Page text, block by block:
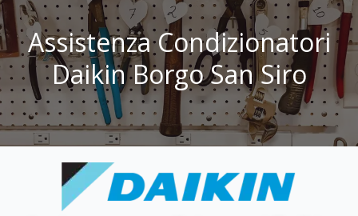
Assistenza Condizionatori
Daikin Borgo San Siro